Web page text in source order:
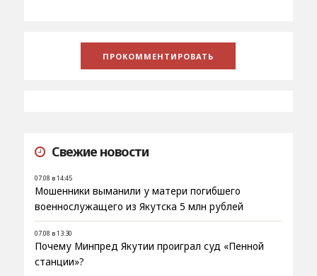
Свежие новости
07.08 в 14:45
Мошенники выманили у матери погибшего
военнослужащего из Якутска 5 млн рублей
07.08 в 13:30
Почему Минпред Якутии проиграл суд «Пенной
станции»?